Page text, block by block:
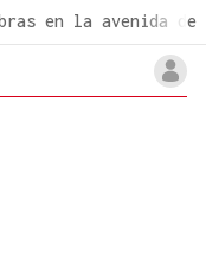
en la avenida de